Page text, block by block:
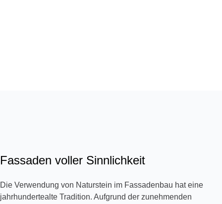
Fassaden voller Sinnlichkeit
Die Verwendung von Naturstein im Fassadenbau hat eine
jahrhundertealte Tradition. Aufgrund der zunehmenden